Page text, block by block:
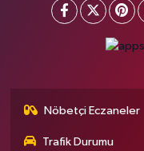
Nöbetçi Eczaneler
Trafik Durumu